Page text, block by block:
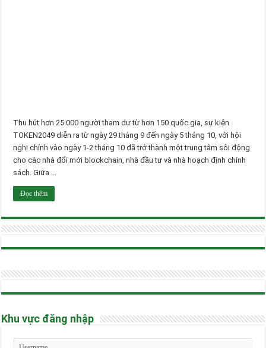
Thu hút hơn 25.000 người tham dự từ hơn 150 quốc gia, sự kiện
TOKEN2049 diễn ra từ ngày 29 tháng 9 đến ngày 5 tháng 10, với hội
nghị chính vào ngày 1-2 tháng 10 đã trở thành một trung tâm sôi động
cho các nhà đổi mới blockchain, nhà đầu tư và nhà hoạch định chính
sách. Giữa …
Đọc thêm
Khu vực đăng nhập